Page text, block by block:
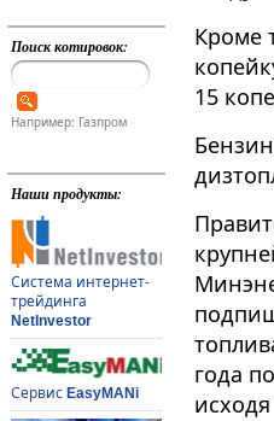
Поиск котировок:
Например: Газпром
Наши продукты:
Система интернет-
трейдинга
NetInvestor
Сервис EasyMANi
Кроме
15
года